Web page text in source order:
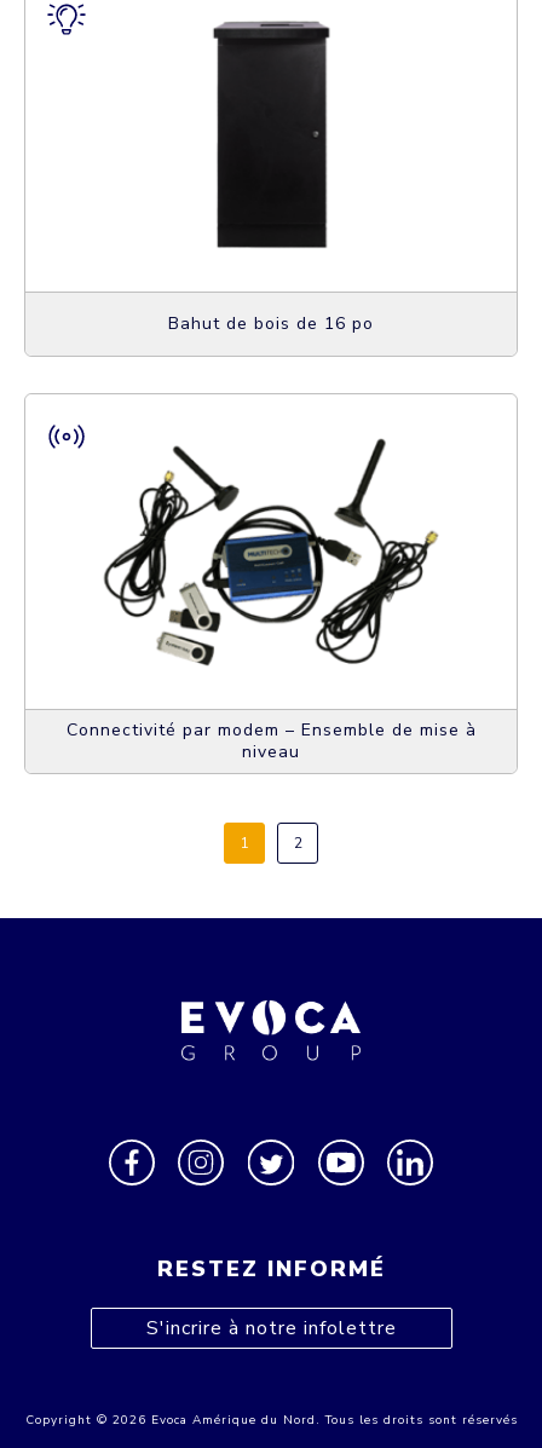
Bahut de bois de 16 po
Connectivité par modem – Ensemble de mise à
niveau
1 2
RESTEZ INFORMÉ
S'incrire à notre infolettre
Copyright © 2026 Evoca Amérique du Nord. Tous les droits sont réservés